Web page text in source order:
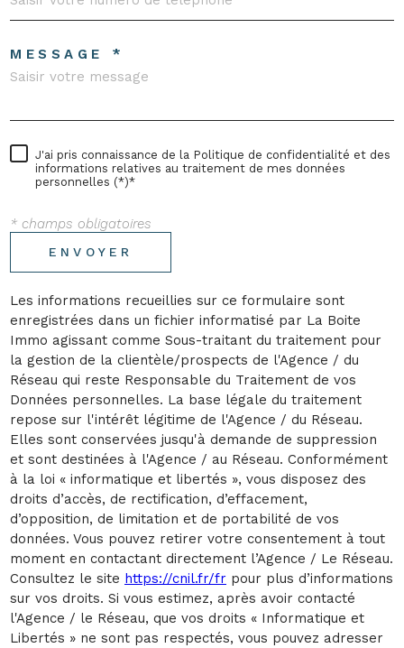
MESSAGE *
J'ai pris connaissance de la Politique de confidentialité et des
informations relatives au traitement de mes données
personnelles (*)*
* champs obligatoires
ENVOYER
Les informations recueillies sur ce formulaire sont
enregistrées dans un fichier informatisé par La Boite
Immo agissant comme Sous-traitant du traitement pour
la gestion de la clientèle/prospects de l'Agence / du
Réseau qui reste Responsable du Traitement de vos
Données personnelles. La base légale du traitement
repose sur l'intérêt légitime de l'Agence / du Réseau.
Elles sont conservées jusqu'à demande de suppression
et sont destinées à l'Agence / au Réseau. Conformément
à la loi « informatique et libertés », vous disposez des
droits d’accès, de rectification, d’effacement,
d’opposition, de limitation et de portabilité de vos
données. Vous pouvez retirer votre consentement à tout
moment en contactant directement l’Agence / Le Réseau.
Consultez le site https://cnil.fr/fr pour plus d’informations
sur vos droits. Si vous estimez, après avoir contacté
l'Agence / le Réseau, que vos droits « Informatique et
Libertés » ne sont pas respectés, vous pouvez adresser